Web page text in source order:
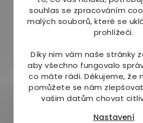
souhlas se zpracováním
malých souborů, které se
prohlížeči.
Díky nim vám naše stránky
aby všechno fungovalo
co máte rádi. Děkujeme, že
pomůžete se nám
vašim datům chovat
Nastavení
glycyrrhizae - 1,3g
Da Zao - jujuba čínská,
Dávkování:
před použitím je dobré
Mírné zakalení je normální.
denní dávka je 1 kapka
hmotnosti. Denní dávku
- ráno a večer. Tzn.